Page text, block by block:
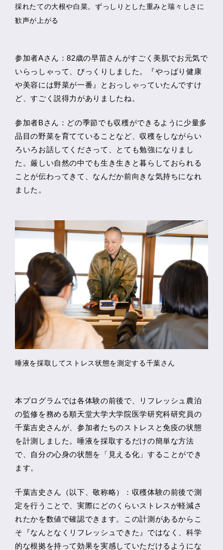
採れたての大根や白菜。ずっしりとした重みと瑞々しさに
歓声が上がる
参加者Aさん：82歳の早苗さんがすごく美肌でお元気で
いらっしゃって、びっくりしました。『やっぱり健康
や美容には野菜が一番』とおっしゃっていたんですけ
ど、すごく説得力がありましたね。
参加者Bさん：どの季節でも収穫ができるように少量多
品目の野菜を育てていることなど、収穫をしながらい
ろいろお話してくださって、とても勉強になりまし
た。厳しい自然の中でも生き生きと暮らしておられる
ことが伝わってきて、なんだか前向きな気持ちになれ
ました。
唾液を採取してストレス状態を測定する千葉さん
本プログラムでは各体験の前後で、リフレッシュ農泊
の監修を務める順天堂大学大学院医学研究科研究員の
千葉吉史さんが、参加者たちのストレスと免疫の状態
を計測しました。唾液を採取するだけの簡単な方法
で、自分の心身の状態を「見える化」することができ
ます。
千葉吉史さん（以下、敬称略）：収穫体験の前後で測
定を行うことで、実際にどのくらいストレスが軽減さ
れたかを数値で確認できます。この計測があるからこ
そ『なんとなくリフレッシュできた』ではなく、科学
的な根拠を持って効果を実感していただけるようにな